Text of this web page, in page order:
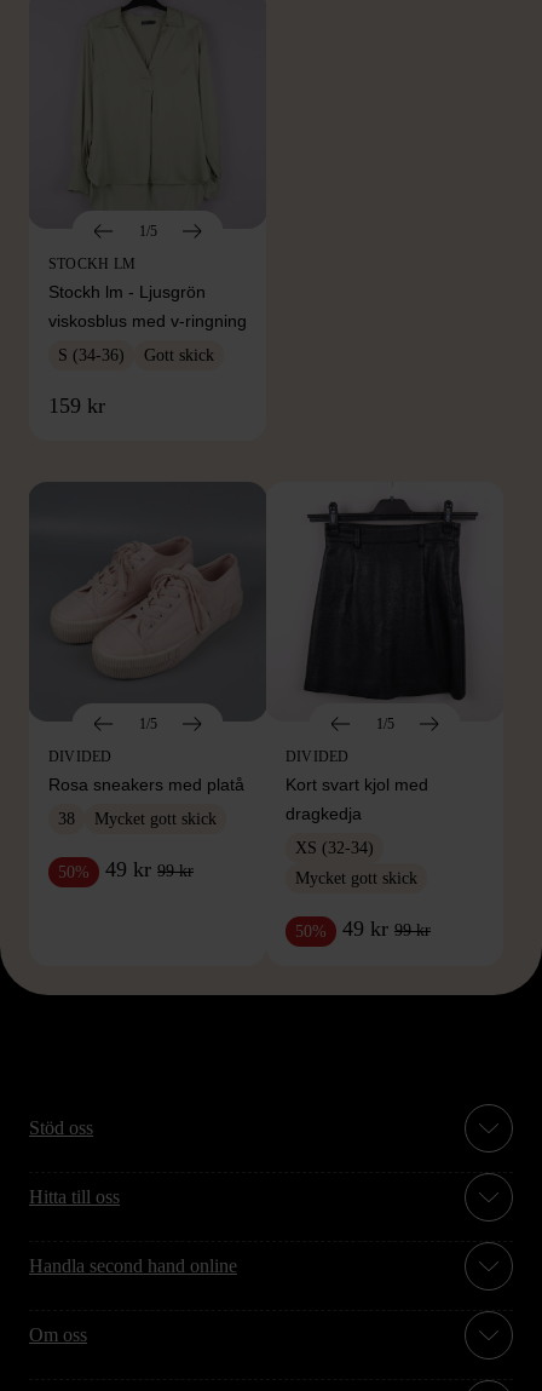
1/5
STOCKH LM
Stockh lm - Ljusgrön
viskosblus med v-ringning
S (34-36) Gott skick
159 kr
FRÅN SAMMA VARUMÄRKE
1/5
DIVIDED
Rosa sneakers med platå
38 Mycket gott skick
50% 49 kr 99 kr
1/5
DIVIDED
Kort svart kjol med
dragkedja
XS (32-34)
Mycket gott skick
50% 49 kr 99 kr
Stöd oss
Hitta till oss
Handla second hand online
Om oss